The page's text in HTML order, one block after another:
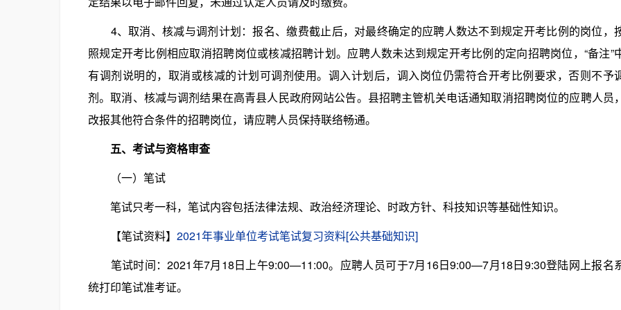
4、取消、核减与调剂计划：报名、缴费截止后，对最终确定的应聘人数达不到规定开考比例的岗位，
照规定开考比例相应取消招聘岗位或核减招聘计划。应聘人数未达到规定开考比例的定向招聘岗位，“备注”
有调剂说明的，取消或核减的计划可调剂使用。调入计划后，调入岗位仍需符合开考比例要求，否则不予
剂。取消、核减与调剂结果在高青县人民政府网站公告。县招聘主管机关电话通知取消招聘岗位的应聘人员，
改报其他符合条件的招聘岗位，请应聘人员保持联络畅通。
五、考试与资格审查
（一）笔试
笔试只考一科，笔试内容包括法律法规、政治经济理论、时政方针、科技知识等基础性知识。
【笔试资料】 2021年事业单位考试笔试复习资料[公共基础知识]
笔试时间：2021年7月18日上午9:00—11:00。应聘人员可于7月16日9:00—7月18日9:30登陆网上报名
统打印笔试准考证。